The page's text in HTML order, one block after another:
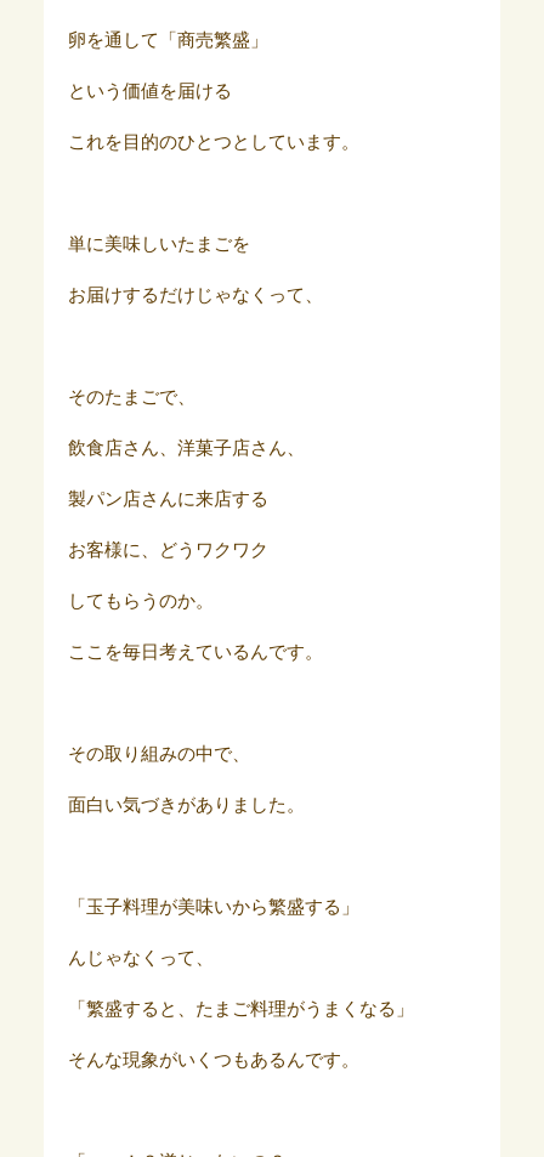
卵を通して「商売繁盛」
という価値を届ける
これを目的のひとつとしています。
単に美味しいたまごを
お届けするだけじゃなくって、
そのたまごで、
飲食店さん、洋菓子店さん、
製パン店さんに来店する
お客様に、どうワクワク
してもらうのか。
ここを毎日考えているんです。
その取り組みの中で、
面白い気づきがありました。
「玉子料理が美味いから繁盛する」
んじゃなくって、
「繁盛すると、たまご料理がうまくなる」
そんな現象がいくつもあるんです。